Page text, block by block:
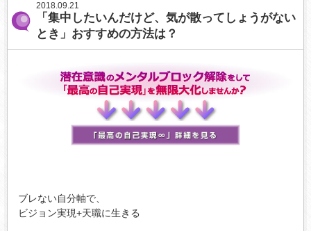
2018.09.21
「集中したいんだけど、気が散ってしょうがない
とき」おすすめの方法は？
ブレない自分軸で、
ビジョン実現+天職に生きる